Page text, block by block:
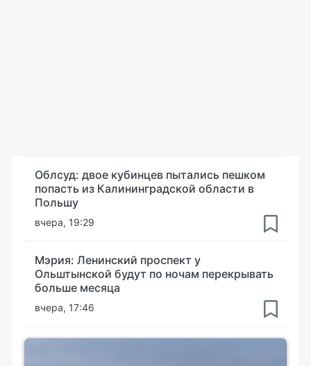
Облсуд: двое кубинцев пытались пешком
попасть из Калининградской области в
Польшу
вчера, 19:29
Мэрия: Ленинский проспект у
Ольштынской будут по ночам перекрывать
больше месяца
вчера, 17:46